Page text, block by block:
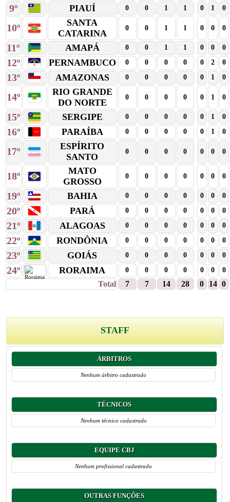
9º PIAUÍ 0 0 1 1 0 1 0
10º
SANTA
CATARINA
0 0 1 1 0 0 0
11º AMAPÁ 0 0 1 1 0 0 0
12º PERNAMBUCO 0 0 0 0 0 2 0
13º AMAZONAS 0 0 0 0 0 1 0
14º
RIO GRANDE
DO NORTE
0 0 0 0 0 1 0
15º SERGIPE 0 0 0 0 0 1 0
16º PARAÍBA 0 0 0 0 0 1 0
17º
ESPÍRITO
SANTO
0 0 0 0 0 0 0
18º
MATO
GROSSO
0 0 0 0 0 0 0
19º BAHIA 0 0 0 0 0 0 0
20º PARÁ 0 0 0 0 0 0 0
21º ALAGOAS 0 0 0 0 0 0 0
22º RONDÔNIA 0 0 0 0 0 0 0
23º GOIÁS 0 0 0 0 0 0 0
24º RORAIMA 0 0 0 0 0 0 0
Total 7 7 14 28 0 14 0
STAFF
ÁRBITROS
Nenhum árbitro cadastrado
TÉCNICOS
Nenhum técnico cadastrado
EQUIPE CBJ
Nenhum profissional cadastrado
OUTRAS FUNÇÕES